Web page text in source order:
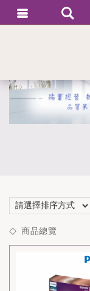
商品總覽